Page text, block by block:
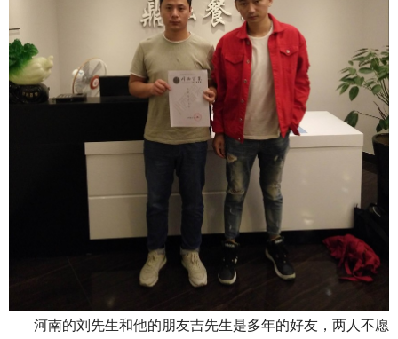
河南的刘先生和他的朋友吉先生是多年的好友， 两人不愿